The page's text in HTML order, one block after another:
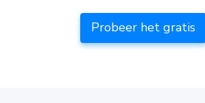
Probeer het gratis